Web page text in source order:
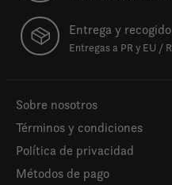
Entrega y recogido
Entregas a PR y EU /
Sobre nosotros
Términos y condiciones
Política de privacidad
Métodos de pago